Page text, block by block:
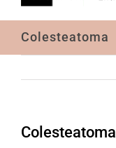
Colesteatoma
Colesteatoma